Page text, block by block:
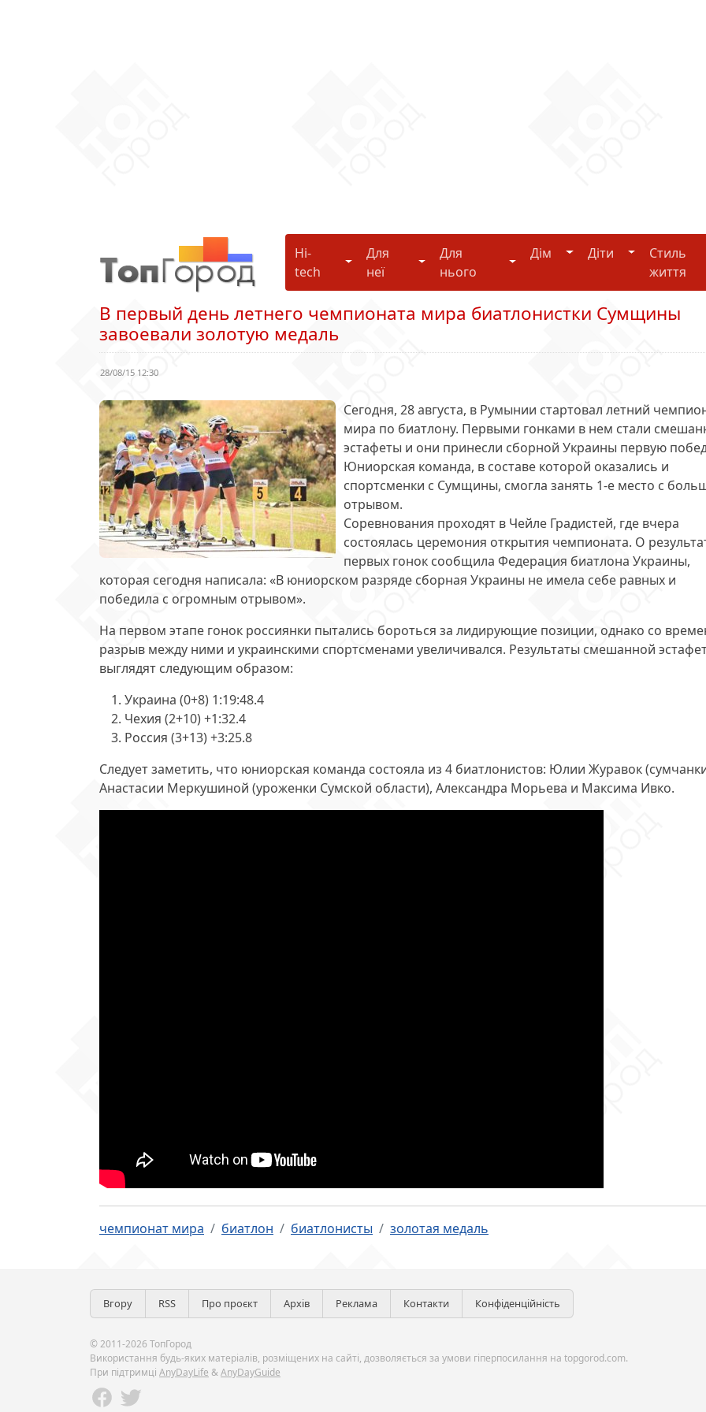
Hi-
tech
Hi-tech
Для
неї
Для неї
Для
нього
Для нього
Дім Дім Діти ДітиСтиль
життя
В первый день летнего чемпионата мира биатлонистки Сумщины
завоевали золотую медаль
28/08/15 12:30
Сегодня, 28 августа, в Румынии стартовал летний
мира по биатлону. Первыми гонками в нем стали
эстафеты и они принесли сборной Украины первую
Юниорская команда, в составе которой оказались и
спортсменки с Сумщины, смогла занять 1-е место с
отрывом.
Соревнования проходят в Чейле Градистей, где вчера
состоялась церемония открытия чемпионата. О
первых гонок сообщила Федерация биатлона Украины,
которая сегодня написала: «В юниорском разряде сборная Украины не имела себе равных и
победила с огромным отрывом».
На первом этапе гонок россиянки пытались бороться за лидирующие позиции, однако со
разрыв между ними и украинскими спортсменами увеличивался. Результаты смешанной
выглядят следующим образом:
Украина (0+8) 1:19:48.4
Чехия (2+10) +1:32.4
Россия (3+13) +3:25.8
Следует заметить, что юниорская команда состояла из 4 биатлонистов: Юлии Журавок
Анастасии Меркушиной (уроженки Сумской области), Александра Морьева и Максима Ивко.
чемпионат мира биатлон биатлонисты золотая медаль
Вгору RSS Про проєкт Архів Реклама Контакти Конфіденційність
© 2011-2026 ТопГород
Використання будь-яких матеріалів, розміщених на сайті, дозволяється за умови гіперпосилання на topgorod.com.
При підтримці AnyDayLife &AnyDayGuide